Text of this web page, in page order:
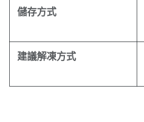
儲存方式
建議解凍方式